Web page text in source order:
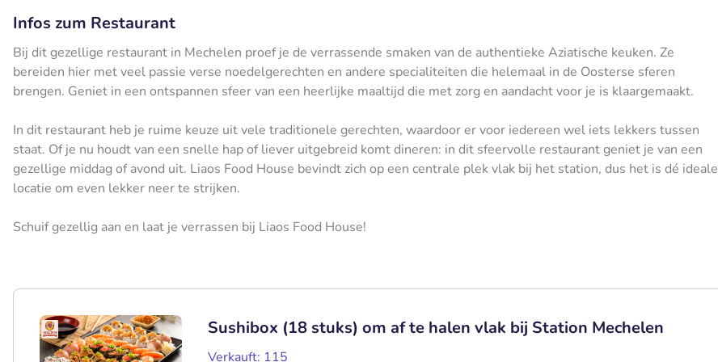
Infos zum Restaurant
Bij dit gezellige restaurant in Mechelen proef je de verrassende smaken van de authentieke Aziatische keuken. Ze
bereiden hier met veel passie verse noedelgerechten en andere specialiteiten die helemaal in de Oosterse sferen
brengen. Geniet in een ontspannen sfeer van een heerlijke maaltijd die met zorg en aandacht voor je is klaargemaakt.
In dit restaurant heb je ruime keuze uit vele traditionele gerechten, waardoor er voor iedereen wel iets lekkers tussen
staat. Of je nu houdt van een snelle hap of liever uitgebreid komt dineren: in dit sfeervolle restaurant geniet je van een
gezellige middag of avond uit. Liaos Food House bevindt zich op een centrale plek vlak bij het station, dus het is dé ideale
locatie om even lekker neer te strijken.
Schuif gezellig aan en laat je verrassen bij Liaos Food House!
Sushibox (18 stuks) om af te halen vlak bij Station Mechelen
Verkauft: 115